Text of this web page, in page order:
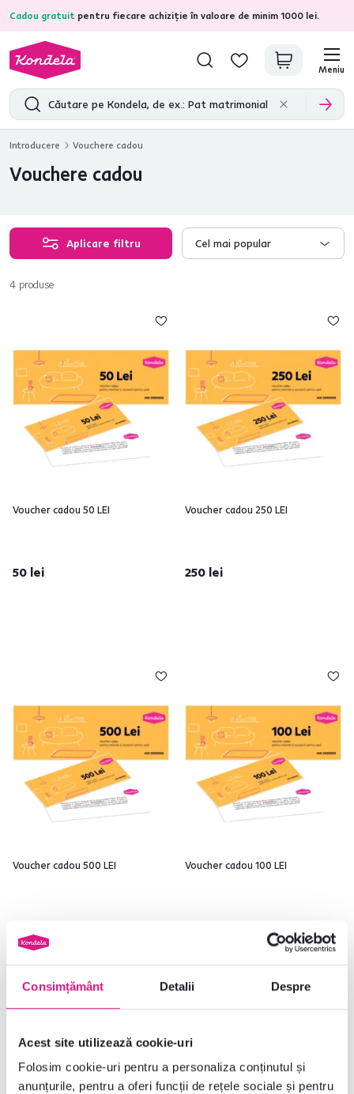
Consimțământ Detalii Despre
Acest site utilizează cookie-uri
Folosim cookie-uri pentru a personaliza conținutul și
anunțurile, pentru a oferi funcții de rețele sociale și pentru
Cadou gratuit pentru fiecare achiziție în valoare de minim 1000 lei.
4,7 31.375recenzii de produs verificate
Meniu
Introducere Vouchere cadou
Vouchere cadou
Aplicare filtru Cel mai popular
4 produse
Voucher cadou 50 LEI
50 lei
Voucher cadou 250 LEI
250 lei
Voucher cadou 500 LEI Voucher cadou 100 LEI